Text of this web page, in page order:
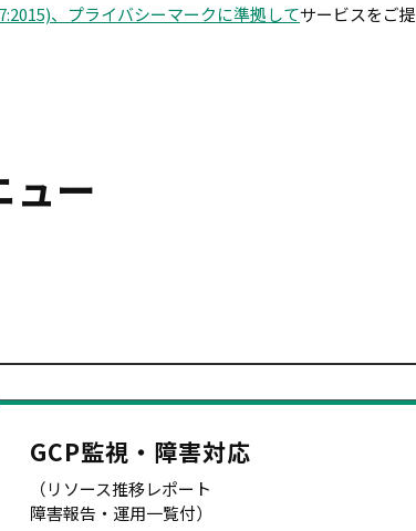
、プライバシーマークに準拠してサービスをご提
ュー
GCP監視・障害対応
（リソース推移レポート
障害報告・運用一覧付）